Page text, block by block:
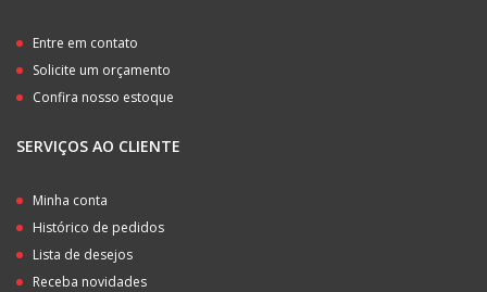
Entre em contato
Solicite um orçamento
Confira nosso estoque
SERVIÇOS AO CLIENTE
Minha conta
Histórico de pedidos
Lista de desejos
Receba novidades